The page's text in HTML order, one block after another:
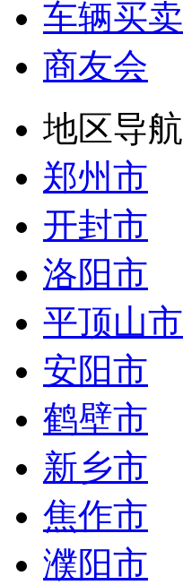
车辆买卖
商友会
地区导航
郑州市
开封市
洛阳市
平顶山市
安阳市
鹤壁市
新乡市
焦作市
濮阳市